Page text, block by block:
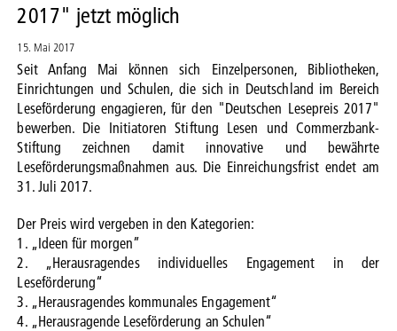
2017" jetzt möglich
15. Mai 2017
Seit Anfang Mai können sich Einzelpersonen, Bibliotheken,
Einrichtungen und Schulen, die sich in Deutschland im Bereich
Leseförderung engagieren, für den "Deutschen Lesepreis 2017"
bewerben. Die Initiatoren Stiftung Lesen und Commerzbank-
Stiftung zeichnen damit innovative und bewährte
Leseförderungsmaßnahmen aus. Die Einreichungsfrist endet am
31. Juli 2017.
Der Preis wird vergeben in den Kategorien:
1. „Ideen für morgen”
2. „Herausragendes individuelles Engagement in der
Leseförderung“
3. „Herausragendes kommunales Engagement“
4. „Herausragende Leseförderung an Schulen“